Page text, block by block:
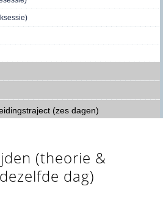
(zes dagen)
(theorie &
dag)